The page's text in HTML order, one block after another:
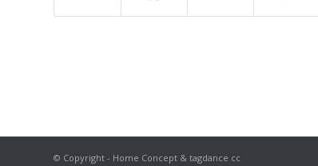
© Copyright - Home Concept & tagdance cc